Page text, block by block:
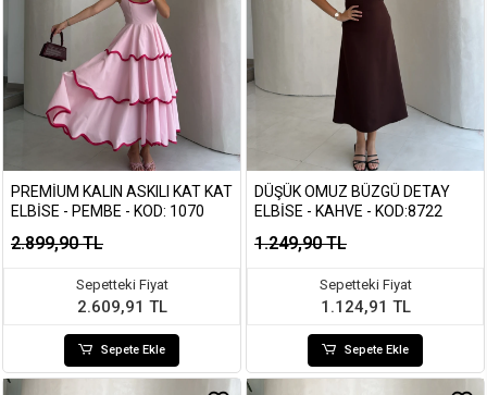
PREMIUM KALIN ASKILI KAT KAT
ELBISE - PEMBE - KOD: 1070
2.899,90 TL
Sepetteki Fiyat
2.609,91 TL
Sepete Ekle
DÜŞÜK OMUZ BÜZGÜ DETAY
ELBISE - KAHVE - KOD:8722
1.249,90 TL
Sepetteki Fiyat
1.124,91 TL
Sepete Ekle